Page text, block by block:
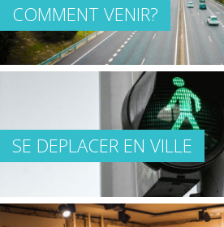
COMMENT VENIR?
SE DEPLACER EN VILLE